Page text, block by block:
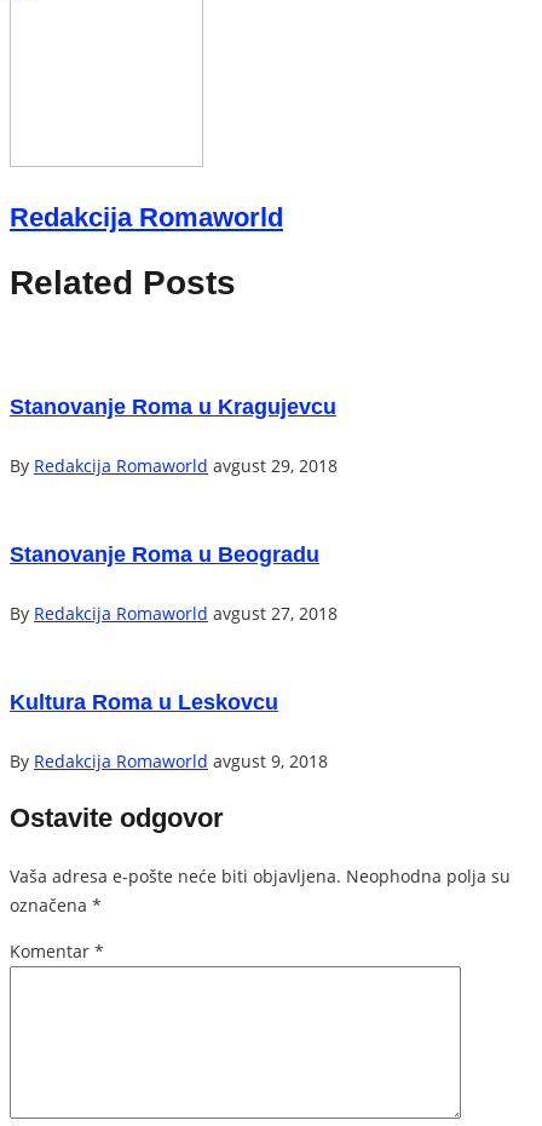
Redakcija Romaworld
Related Posts
Stanovanje Roma u Kragujevcu
By Redakcija Romaworld avgust 29, 2018
Stanovanje Roma u Beogradu
By Redakcija Romaworld avgust 27, 2018
Kultura Roma u Leskovcu
By Redakcija Romaworld avgust 9, 2018
Ostavite odgovor
Vaša adresa e-pošte neće biti objavljena. Neophodna polja su
označena *
Komentar *